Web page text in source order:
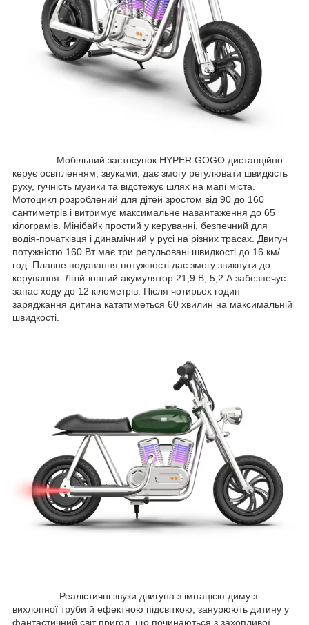
Мобільний застосунок HYPER GOGO дистанційно
керує освітленням, звуками, дає змогу регулювати швидкість
руху, гучність музики та відстежує шлях на мапі міста.
Мотоцикл розроблений для дітей зростом від 90 до 160
сантиметрів і витримує максимальне навантаження до 65
кілограмів. Мінібайк простий у керуванні, безпечний для
водія-початківця і динамічний у русі на різних трасах. Двигун
потужністю 160 Вт має три регульовані швидкості до 16 км/
год. Плавне подавання потужності дає змогу звикнути до
керування. Літій-іонний акумулятор 21,9 В, 5,2 А забезпечує
запас ходу до 12 кілометрів. Після чотирьох годин
заряджання дитина кататиметься 60 хвилин на максимальній
швидкості.
Реалістичні звуки двигуна з імітацією диму з
вихлопної труби й ефектною підсвіткою, занурюють дитину у
фантастичний світ пригод, що починаються з захопливої